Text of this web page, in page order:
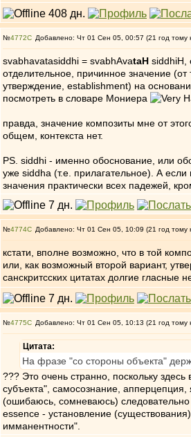
№4772 Добавлено: Чт 01 Сен 05, 00:57 (21 год тому
svabhavatasiddhi = svabhAvataH siddhiH,
отделительное, причинное значение (от
утверждение, establishment) на
посмотреть в словаре Мониера
правда, значение композиты мне от
общем, контекста нет.
PS. siddhi - именно обоснование, или
уже siddha (т.е. прилагательное). А
значения практически всех падежей,
№4774 Добавлено: Чт 01 Сен 05, 10:09 (21 год тому
кстати, вполне возможно, что в той
или, как возможный второй вариант,
санскритсских цитатах долгие гласные
№4775 Добавлено: Чт 01 Сен 05, 10:13 (21 год тому
Цитата:
На фразе "со стороны объекта"
??? Это очень странно, поскольку
субъекта", самосознание,
(ошибаюсь, сомневаюсь)
essence - установление
имманентности".